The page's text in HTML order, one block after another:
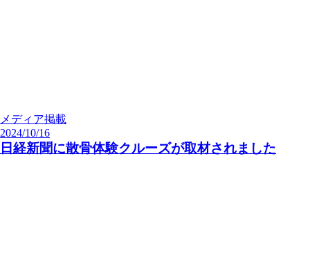
メディア掲載
2024/10/16
日経新聞に散骨体験クルーズが取材されました